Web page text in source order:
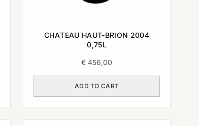
CHATEAU HAUT-BRION 2004
0,75L
€ 456,00
ADD TO CART